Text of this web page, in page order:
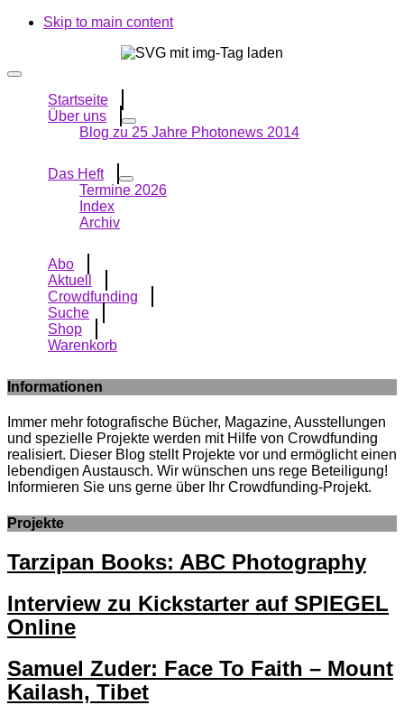
Skip to main content
Startseite
Über uns
Blog zu 25 Jahre Photonews 2014
Das Heft
Termine 2026
Index
Archiv
Abo
Aktuell
Crowdfunding
Suche
Shop
Warenkorb
Informationen
Immer mehr fotografische Bücher, Magazine, Ausstellungen
und spezielle Projekte werden mit Hilfe von Crowdfunding
realisiert. Dieser Blog stellt Projekte vor und ermöglicht einen
lebendigen Austausch. Wir wünschen uns rege Beteiligung!
Informieren Sie uns gerne über Ihr Crowdfunding-Projekt.
Projekte
Tarzipan Books: ABC Photography
Interview zu Kickstarter auf SPIEGEL
Online
Samuel Zuder: Face To Faith – Mount
Kailash, Tibet